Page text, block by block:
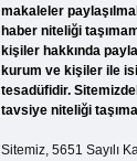
makaleler
haber niteliği
kişiler hakkında
kurum ve kişiler ile
tesadüfidir.
tavsiye niteliği
Sitemiz, 5651 Sayılı